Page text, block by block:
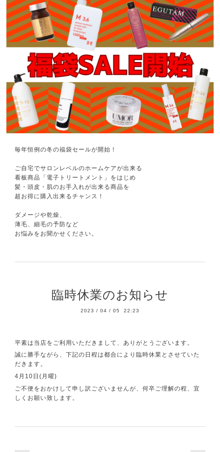
毎年恒例の冬の福袋セールが開始！
ご自宅でサロンレベルのホームケアが出来る
看板商品「電子トリートメント」をはじめ
髪・頭皮・肌のお手入れが出来る商品を
超お得に購入出来るチャンス！
ダメージや乾燥、
薄毛、細毛の予防など
お悩みをお聞かせください。
臨時休業のお知らせ
2023 / 04 / 05 22:23
平素は当店をご利用いただきまして、ありがとうございます。
誠に勝手ながら、下記の日程は都合により臨時休業とさせていた
だきます。
4月10日(月曜)
ご不便をおかけして申し訳ございませんが、何卒ご理解の程、宜
しくお願い致します。